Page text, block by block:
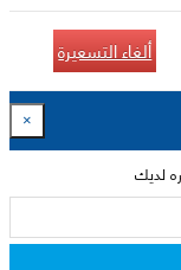
ألغاء التسعيرة
×
لديك